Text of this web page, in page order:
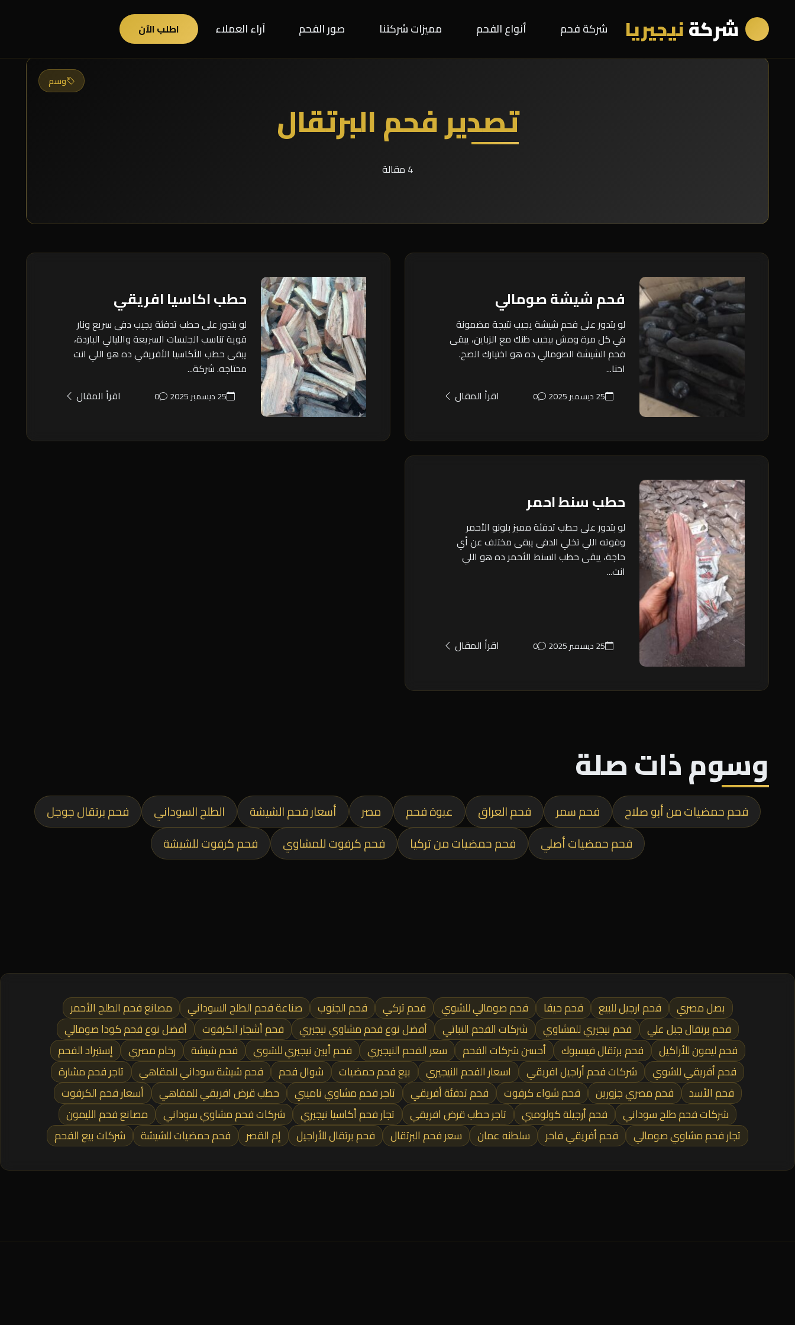
شركةنيجيريا شركة فحم أنواع الفحم مميزات شركتنا صور الفحم آراء العملاء اطلب الآن
وسم
تصدير فحم البرتقال
4 مقالة
فحم شيشة صومالي
لو بتدور على فحم شيشة يجيب نتيجة مضمونة
في كل مرة ومش بيخيب ظنك مع الزباين، يبقى
فحم الشيشة الصومالي ده هو اختيارك الصح.
احنا...
25 ديسمبر 2025 0 اقرأ المقال
حطب اكاسيا افريقي
لو بتدور على حطب تدفئة يجيب دفى سريع ونار
قوية تناسب الجلسات السريعة والليالي الباردة،
يبقى حطب الأكاسيا الأفريقي ده هو اللي انت
محتاجه. شركة...
25 ديسمبر 2025 0 اقرأ المقال
حطب سنط احمر
لو بتدور على حطب تدفئة مميز بلونو الأحمر
وقوته اللي تخلي الدفى يبقى مختلف عن أي
حاجة، يبقى حطب السنط الأحمر ده هو اللي
انت...
25 ديسمبر 2025 0 اقرأ المقال
وسوم ذات صلة
فحم حمضيات من أبو صلاح فحم سمر فحم العراق عبوة فحم مصر أسعار فحم الشيشة الطلح السوداني
فحم برتقال جوجل
فحم حمضيات أصلي
فحم حمضيات من تركيا فحم كرفوت للمشاوي فحم كرفوت للشيشة
بصل مصري فحم ارجيل للبيع فحم حيفا فحم صومالي للشوي فحم تركي فحم الجنوب صناعة فحم الطلح السوداني
مصانع فحم الطلح الأحمر
فحم برتقال جبل علي
فحم نيجيري للمشاوي شركات الفحم النباتي أفضل نوع فحم مشاوي نيجيري فحم أشجار الكرفوت
أفضل نوع فحم كودا صومالي
فحم ليمون للأراكيل
فحم برتقال فيسبوك أحسن شركات الفحم سعر الفحم النيجيري فحم أيين نيجيري للشوي فحم شيشة رخام مصري
إستيراد الفحم
فحم أفريقي للشوي
شركات فحم أراجيل افريقي اسعار الفحم النيجيري بيع فحم حمضيات شوال فحم فحم شيشة سوداني للمقاهي
تاجر فحم مشارة
فحم الأسد
فحم مصري جزورين فحم شواء كرفوت فحم تدفئة أفريقي تاجر فحم مشاوي ناميبي حطب قرض افريقي للمقاهي
أسعار فحم الكرفوت
شركات فحم طلح سوداني
فحم أرجيلة كولومبي تاجر حطب قرض افريقي تجار فحم أكاسيا نيجيري شركات فحم مشاوي سوداني
مصانع فحم الليمون
تجار فحم مشاوي صومالي
فحم أفريقي فاخر سلطنه عمان سعر فحم البرتقال فحم برتقال للأراجيل إم القصر فحم حمضيات للشيشة شركات بيع الفحم